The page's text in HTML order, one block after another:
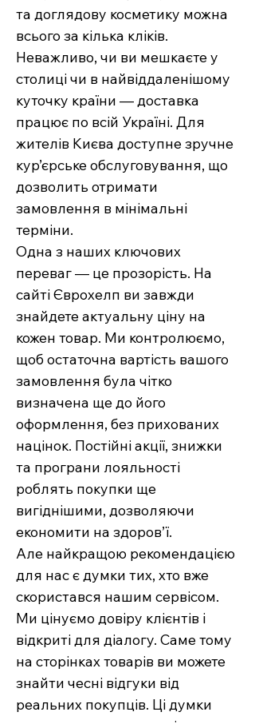
та доглядову косметику можна
всього за кілька кліків.
Неважливо, чи ви мешкаєте у
столиці чи в найвіддаленішому
куточку країни — доставка
працює по всій Україні. Для
жителів Києва доступне зручне
кур’єрське обслуговування, що
дозволить отримати
замовлення в мінімальні
терміни.
Одна з наших ключових
переваг — це прозорість. На
сайті Єврохелп ви завжди
знайдете актуальну ціну на
кожен товар. Ми контролюємо,
щоб остаточна вартість вашого
замовлення була чітко
визначена ще до його
оформлення, без прихованих
націнок. Постійні акції, знижки
та програни лояльності
роблять покупки ще
вигіднішими, дозволяючи
економити на здоров’ї.
Але найкращою рекомендацією
для нас є думки тих, хто вже
скористався нашим сервісом.
Ми цінуємо довіру клієнтів і
відкриті для діалогу. Саме тому
на сторінках товарів ви можете
знайти чесні відгуки від
реальних покупців. Ці думки